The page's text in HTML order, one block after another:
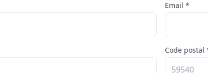
Email *
Code postal